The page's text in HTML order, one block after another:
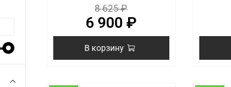
8 625 ₽
6 900 ₽
В корзину